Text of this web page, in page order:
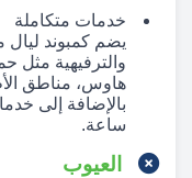
خدمات متكاملة
يضم كمبوند
والترفيهية مثل
هاوس، مناطق
ساعة.
العيوب